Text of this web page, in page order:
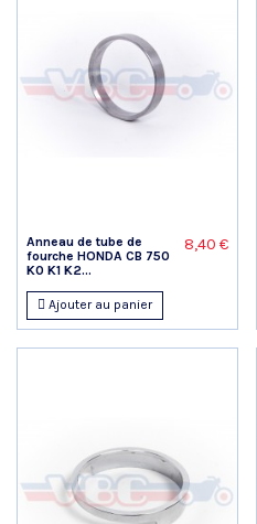
Anneau de tube de
fourche HONDA CB 750
K0 K1 K2...
8,40 €
Ajouter au panier